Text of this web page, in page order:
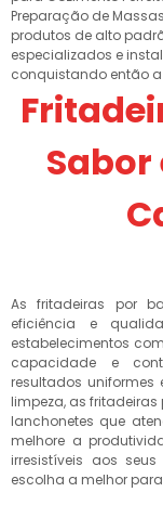
Preparação de
produtos de alto
especializados e
conquistando então
As fritadeiras por
eficiência e
estabelecimentos
capacidade e
resultados
limpeza, as
lanchonetes que
melhore a
irresistíveis aos
escolha a melhor